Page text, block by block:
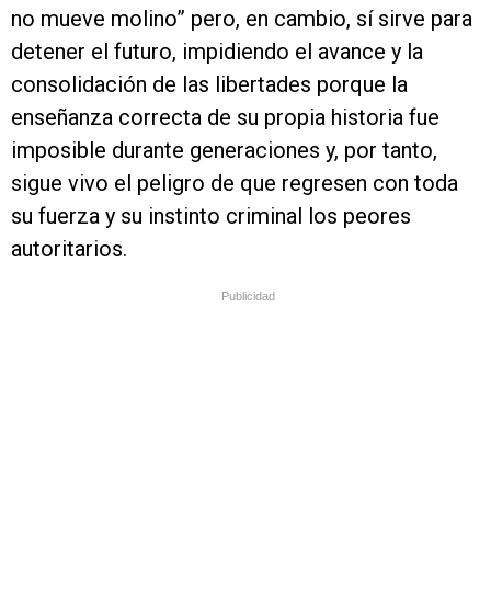
no mueve molino” pero, en cambio, sí sirve para
detener el futuro, impidiendo el avance y la
consolidación de las libertades porque la
enseñanza correcta de su propia historia fue
imposible durante generaciones y, por tanto,
sigue vivo el peligro de que regresen con toda
su fuerza y su instinto criminal los peores
autoritarios.
Publicidad